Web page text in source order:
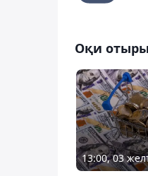
Оқи
13:00, 03